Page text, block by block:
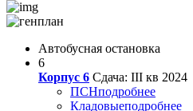
Автобусная остановка
6
Корпус 6 Сдача: III кв 2024
ПСНподробнее
Кладовыеподробнее